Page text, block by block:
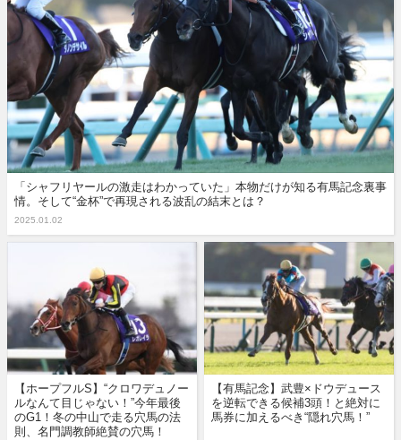
「シャフリヤールの激走はわかっていた」本物だけが知る有馬記念裏事
情。そして“金杯”で再現される波乱の結末とは？
2025.01.02
【ホープフルS】“クロワデュノー
ルなんて目じゃない！”今年最後
のG1！冬の中山で走る穴馬の法
則、名門調教師絶賛の穴馬！
【有馬記念】武豊×ドウデュース
を逆転できる候補3頭！と絶対に
馬券に加えるべき“隠れ穴馬！”